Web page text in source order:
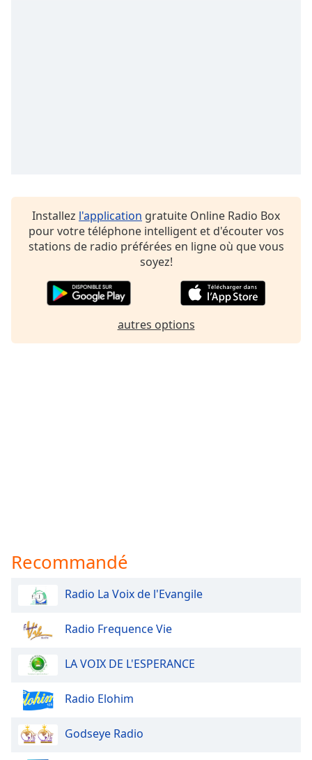
Installez l'application gratuite Online Radio Box
pour votre téléphone intelligent et d'écouter vos
stations de radio préférées en ligne où que vous
soyez!
autres options
Recommandé
Radio La Voix de l'Evangile
Radio Frequence Vie
LA VOIX DE L'ESPERANCE
Radio Elohim
Godseye Radio